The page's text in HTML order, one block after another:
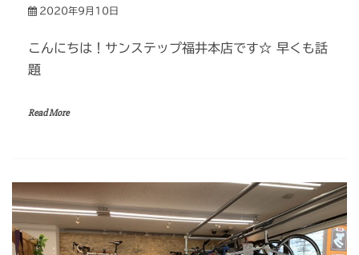
2020年9月10日
こんにちは！サンステップ福井本店です☆ 早くも話
題
Read More